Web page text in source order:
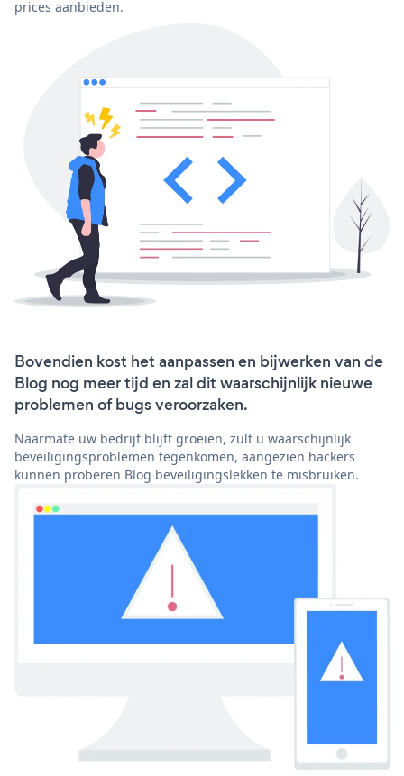
prices aanbieden.
Bovendien kost het aanpassen en bijwerken van de
Blog nog meer tijd en zal dit waarschijnlijk nieuwe
problemen of bugs veroorzaken.
Naarmate uw bedrijf blijft groeien, zult u waarschijnlijk
beveiligingsproblemen tegenkomen, aangezien hackers
kunnen proberen Blog beveiligingslekken te misbruiken.